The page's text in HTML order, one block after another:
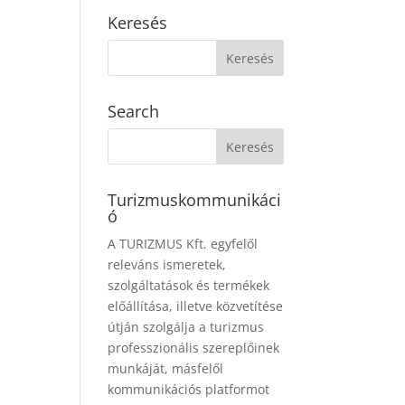
Keresés
Search
Turizmuskommunikáci
ó
A TURIZMUS Kft. egyfelől
releváns ismeretek,
szolgáltatások és termékek
előállítása, illetve közvetítése
útján szolgálja a turizmus
professzionális szereplőinek
munkáját, másfelől
kommunikációs platformot